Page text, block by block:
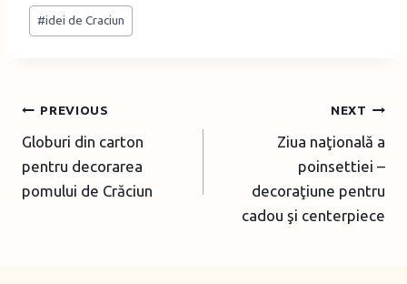
d
…
Post
Tags:
#idei de Craciun
Post
navigation
PREVIOUS
Globuri din carton
pentru decorarea
pomului de Crăciun
NEXT
Ziua naţională a
poinsettiei –
decoraţiune pentru
cadou şi centerpiece